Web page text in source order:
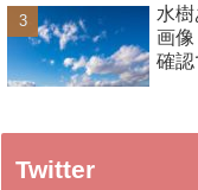
水
画
確認
Twitter